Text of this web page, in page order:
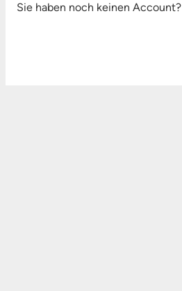
Sie haben noch keinen Account?